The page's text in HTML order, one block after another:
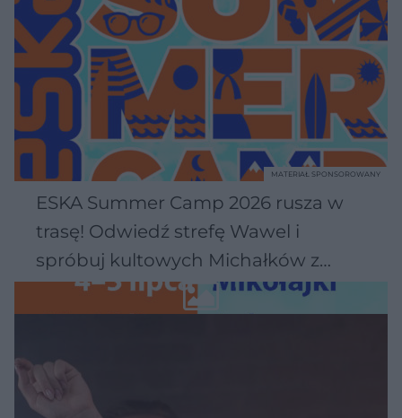
ESKA Summer Camp 2026 rusza w
trasę! Odwiedź strefę Wawel i
spróbuj kultowych Michałków z
Wawelu
MATERIAŁ SPONSOROWANY